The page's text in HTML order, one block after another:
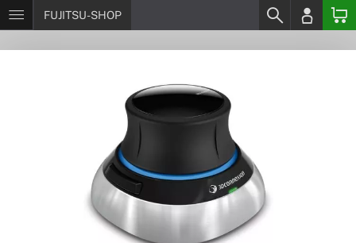
FUJITSU-SHOP